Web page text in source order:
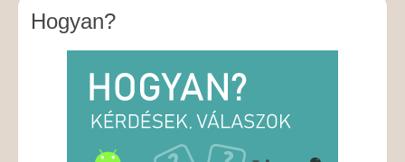
Hogyan?